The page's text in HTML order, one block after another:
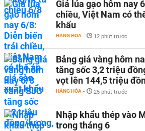
Giá lúa gạo hôm nay
chiều, Việt Nam có
khẩu
HÀNG HÓA - 12 phút trước
Bảng giá vàng hôm
tăng sốc 3,2 triệu
vọt lên 144,5 triệu
HÀNG HÓA - 25 phút trước
Nhập khẩu thép vào
trong tháng 6